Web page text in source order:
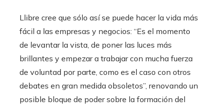
Llibre cree que sólo así se puede hacer la vida más
fácil a las empresas y negocios: “Es el momento
de levantar la vista, de poner las luces más
brillantes y empezar a trabajar con mucha fuerza
de voluntad por parte, como es el caso con otros
debates en gran medida obsoletos”, renovando un
posible bloque de poder sobre la formación del